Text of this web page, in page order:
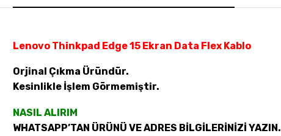
Lenovo Thinkpad Edge 15 Ekran Data Flex Kablo
Orjinal Çıkma Üründür.
Kesinlikle İşlem Görmemiştir.
NASIL ALIRIM
WHATSAPP’TAN ÜRÜNÜ VE ADRES BİLGİLERİNİZİ YAZIN.